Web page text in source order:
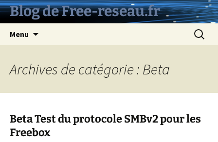
AllerBlog de Free-reseau.fr
Menu
Archives de catégorie : Beta
Beta Test du protocole SMBv2 pour les
Freebox